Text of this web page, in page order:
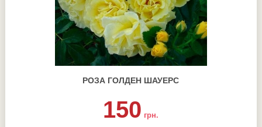
РОЗА ГОЛДЕН ШАУЕРС
150 грн.